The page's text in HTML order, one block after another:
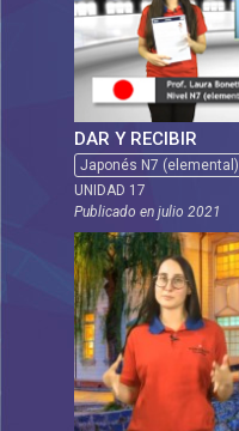
DAR Y RECIBIR
Japonés N7 (elemental)
UNIDAD 17
Publicado enjulio 2021